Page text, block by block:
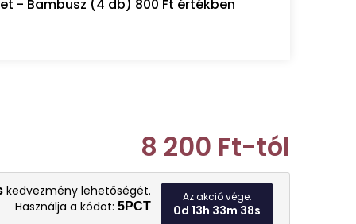
- Bambusz (4 db) 800 Ft értékben
8 200 Ft-tól
Egységár:
kedvezmény lehetőségét.
Használja a kódot: 5PCT
Az akció vége:
0d 13h 33m 36s